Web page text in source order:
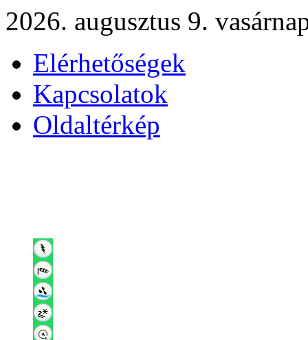
2026. augusztus 9.
Elérhetőségek
Kapcsolatok
Oldaltérkép